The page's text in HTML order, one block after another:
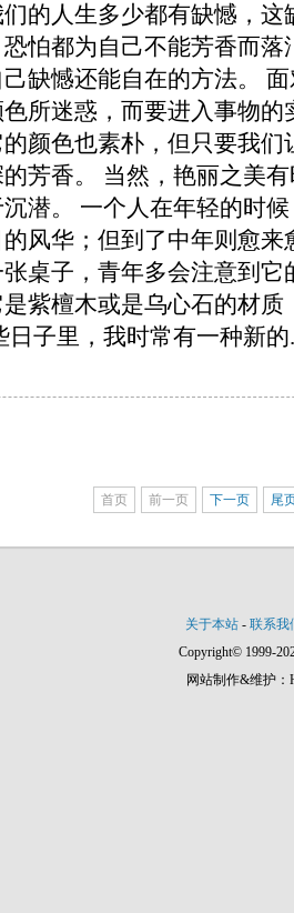
的人生多少都有缺憾，
怕都为自己不能芳香而
缺憾还能自在的方法。
所迷惑，而要进入事物
颜色也素朴，但只要我
芳香。 当然，艳丽之美
潜。 一个人在年轻的时
风华；但到了中年则愈
桌子，青年多会注意到
紫檀木或是乌心石的材
日子里，我时常有一种新的
首页 前一页 下一页 尾
关于本站 - 联系我
Copyright© 1999-
网站制作&维护